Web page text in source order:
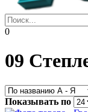
0
09
Показывать по